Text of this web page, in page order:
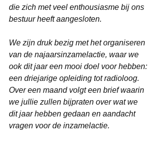
die zich met veel enthousiasme bij ons
bestuur heeft aangesloten.
We zijn druk bezig met het organiseren
van de najaarsinzamelactie, waar we
ook dit jaar een mooi doel voor hebben:
een driejarige opleiding tot radioloog.
Over een maand volgt een brief waarin
we jullie zullen bijpraten over wat we
dit jaar hebben gedaan en aandacht
vragen voor de inzamelactie.